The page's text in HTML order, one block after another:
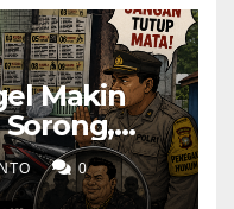
Makin
Segera
dan
0